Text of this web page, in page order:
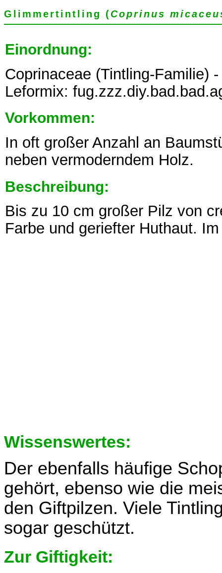
Glimmertintling (Coprinus
Einordnung:
Coprinaceae (Tintling-Familie) -
Leformix:
Vorkommen:
In oft großer Anzahl an
neben vermoderndem Holz.
Beschreibung:
Bis zu 10 cm großer Pilz von
Farbe und geriefter Huthaut.
Wissenswertes:
Der ebenfalls häufige
gehört, ebenso wie die
den Giftpilzen. Viele
sogar geschützt.
Zur Giftigkeit: